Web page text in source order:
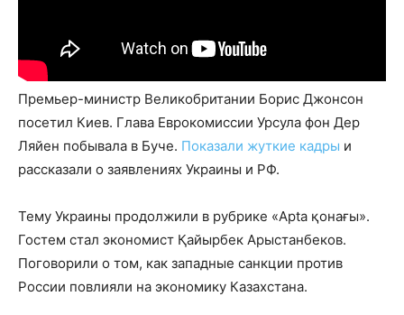
Премьер-министр Великобритании Борис Джонсон
посетил Киев. Глава Еврокомиссии Урсула фон Дер
Ляйен побывала в Буче. Показали жуткие кадры и
рассказали о заявлениях Украины и РФ.
Тему Украины продолжили в рубрике «Apta қонағы».
Гостем стал экономист Қайырбек Арыстанбеков.
Поговорили о том, как западные санкции против
России повлияли на экономику Казахстана.